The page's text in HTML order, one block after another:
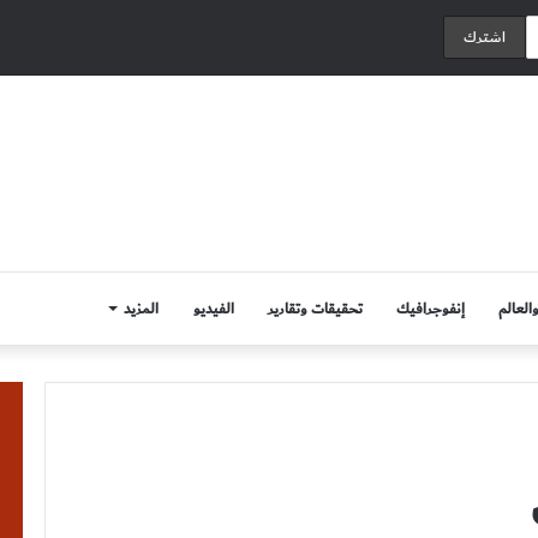
إنفوجرافيك تحقيقات وتقارير الفيديو المزيد